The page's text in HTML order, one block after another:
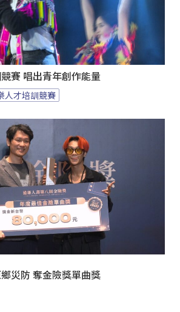
賽 唱出青年創作能量
人才培訓競賽
災防 奪金險獎單曲獎